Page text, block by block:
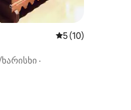
49 მიმოხილვასაშუალო
5 (10)
·